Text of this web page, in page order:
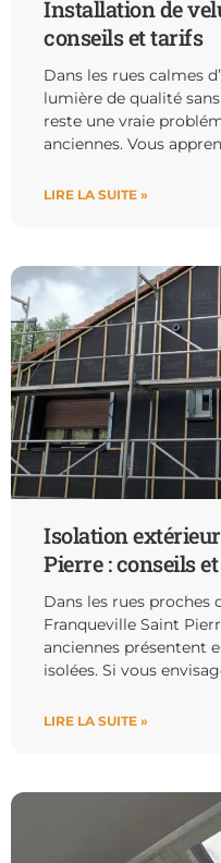
Installation de
conseils et tarifs
Dans les rues calmes
lumière de qualité
reste une vraie
anciennes. Vous
LIRE LA SUITE »
Isolation
Pierre : conseils
Dans les rues
Franqueville Saint
anciennes présentent
isolées. Si vous
LIRE LA SUITE »